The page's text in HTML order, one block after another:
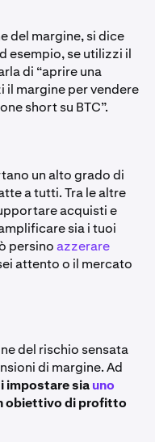
del margine, si dice
esempio, se utilizzi il
di “aprire una
il margine per vendere
short su BTC”.
un alto grado di
a tutti. Tra le altre
acquisti e
sia i tuoi
persinoazzerare
attento o il mercato
del rischio sensata
di margine. Ad
impostare siauno
obiettivo di profitto